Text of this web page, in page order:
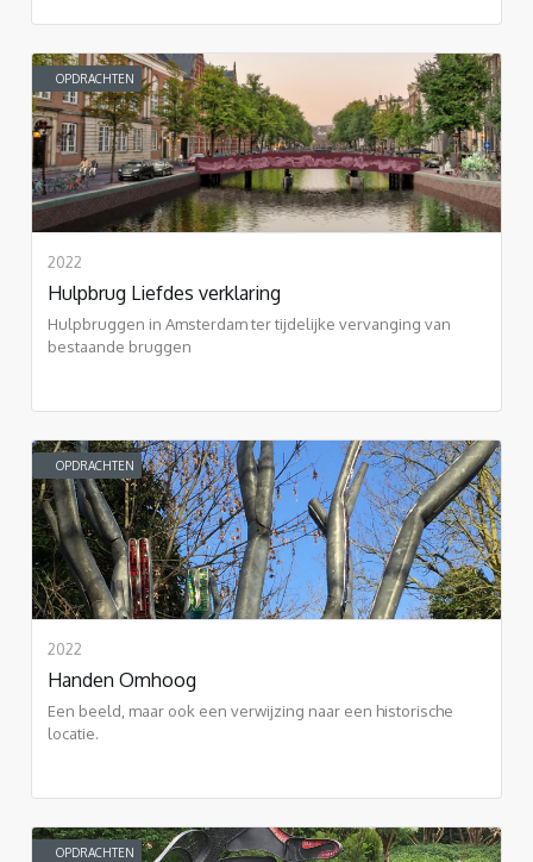
OPDRACHTEN
2022
Hulpbrug Liefdes verklaring
Hulpbruggen in Amsterdam ter tijdelijke vervanging van
bestaande bruggen
OPDRACHTEN
2022
Handen Omhoog
Een beeld, maar ook een verwijzing naar een historische
locatie.
OPDRACHTEN